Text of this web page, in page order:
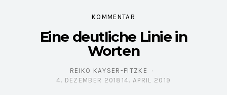
KOMMENTAR
Eine deutliche Linie in
Worten
REIKO KAYSER-FITZKE
POSTED ON
4. DEZEMBER 2018 14. APRIL 2019